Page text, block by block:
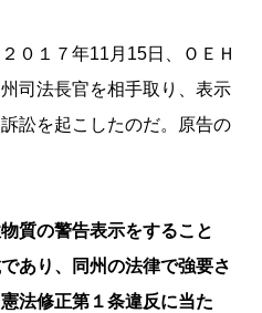
０１７年11月15日、ＯＥＨ
司法長官を相手取り、表示
訟を起こしたのだ。原告の
質の警告表示をすること
あり、同州の法律で強要さ
法修正第１条違反に当た